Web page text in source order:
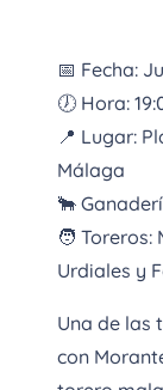
📅 Fecha:
🕖 Hora:
📍 Lugar:
Málaga
🐂
🧑 Toreros:
Urdiales y
Una de las
con